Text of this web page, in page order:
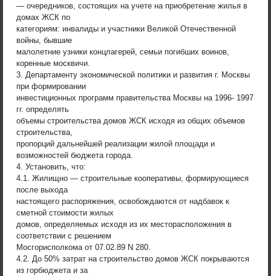
— очередников, состоящих на учете на приобретение жилья в
домах ЖСК по
категориям: инвалиды и участники Великой Отечественной
войны, бывшие
малолетние узники концлагерей, семьи погибших воинов,
коренные москвичи.
3. Департаменту экономической политики и развития г. Москвы
при формировании
инвестиционных программ правительства Москвы на 1996- 1997
гг. определять
объемы строительства домов ЖСК исходя из общих объемов
строительства,
пропорций дальнейшей реализации жилой площади и
возможностей бюджета города.
4. Установить, что:
4.1. Жилищно — строительные кооперативы, формирующиеся
после выхода
настоящего распоряжения, освобождаются от надбавок к
сметной стоимости жилых
домов, определяемых исходя из их месторасположения в
соответствии с решением
Мосгорисполкома от 07.02.89 N 280.
4.2. До 50% затрат на строительство домов ЖСК покрываются
из горбюджета и за